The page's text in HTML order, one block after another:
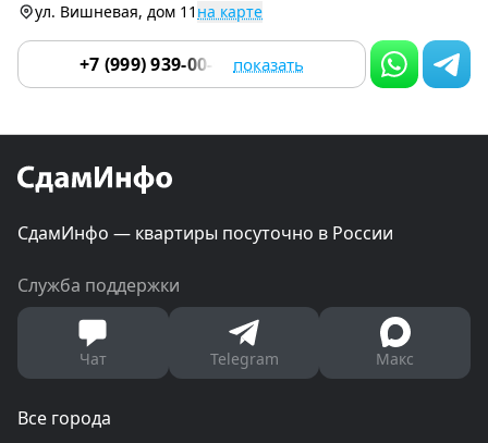
ул. Вишневая, дом 11 на карте
+7 (999) 939-00-00 показать
СдамИнфо — квартиры посуточно в России
Служба поддержки
Чат Telegram Макс
Все города